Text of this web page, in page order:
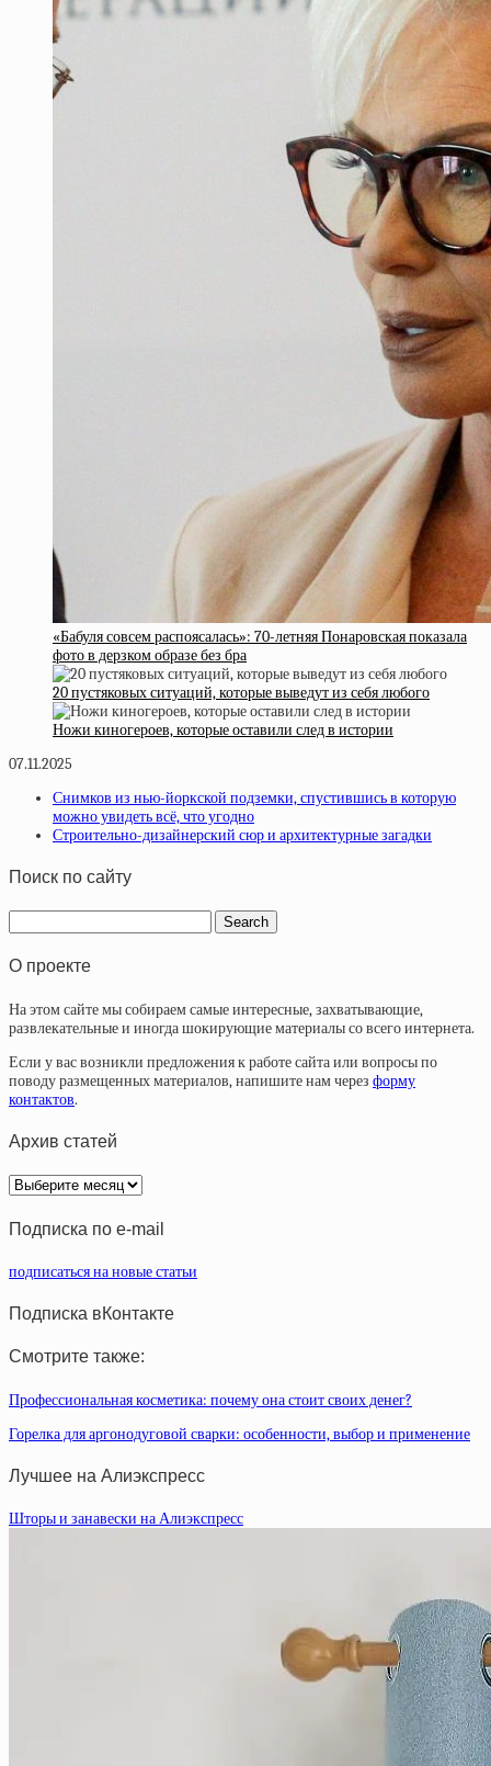
«Бабуля совсем распоясалась»: 70-летняя Понаровская показала
фото в дерзком образе без бра
20 пустяковых ситуаций, которые выведут из себя любого
Ножи киногероев, которые оставили след в истории
07.11.2025
Снимков из нью-йоркской подземки, спустившись в которую
можно увидеть всё, что угодно
Строительно-дизайнерский сюр и архитектурные загадки
Поиск по сайту
О проекте
На этом сайте мы собираем самые интересные, захватывающие,
развлекательные и иногда шокирующие материалы со всего интернета.
Если у вас возникли предложения к работе сайта или вопросы по
поводу размещенных материалов, напишите нам через форму
контактов.
Архив статей
Архив
статей
Подписка по e-mail
подписаться на новые статьи
Подписка вКонтакте
Смотрите также:
Профессиональная косметика: почему она стоит своих денег?
Горелка для аргонодуговой сварки: особенности, выбор и применение
Лучшее на Алиэкспресс
Шторы и занавески на Алиэкспресс